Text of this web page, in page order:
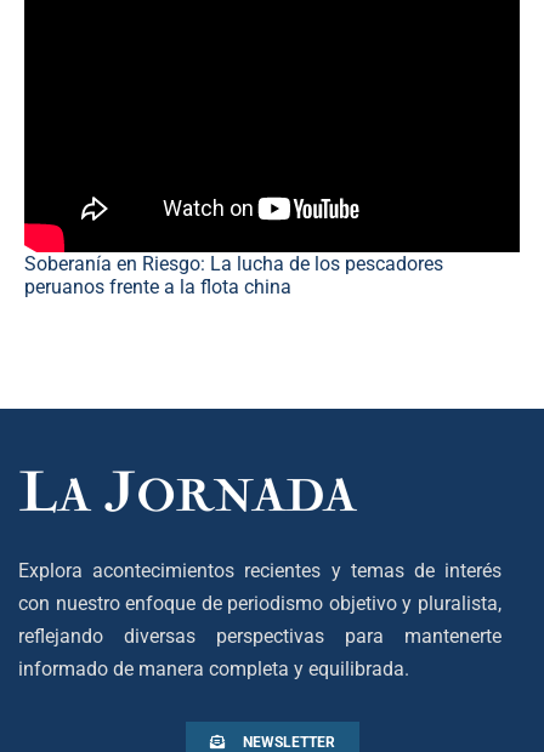
Soberanía en Riesgo: La lucha de los pescadores
peruanos frente a la flota china
Explora acontecimientos recientes y temas de interés
con nuestro enfoque de periodismo objetivo y pluralista,
reflejando diversas perspectivas para mantenerte
informado de manera completa y equilibrada.
NEWSLETTER